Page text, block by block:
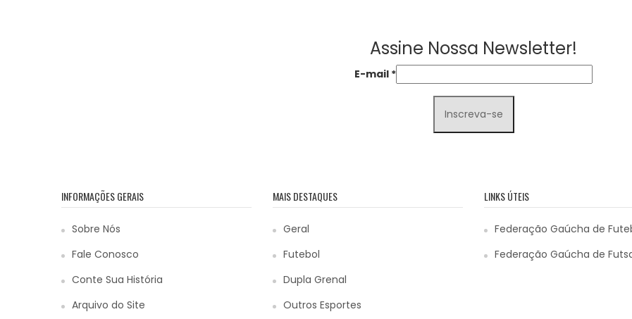
Assine Nossa Newsletter!
E-mail *
INFORMAÇÕES GERAIS
Sobre Nós
Fale Conosco
Conte Sua História
Arquivo do Site
MAIS DESTAQUES
Geral
Futebol
Dupla Grenal
Outros Esportes
LINKS ÚTEIS
Federação Gaúcha de
Federação Gaúcha de